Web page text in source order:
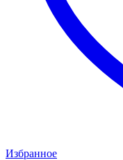
Избранное